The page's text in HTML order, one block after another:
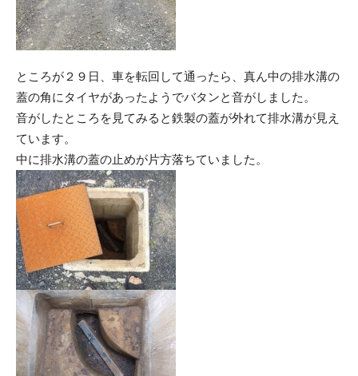
ところが２９日、車を転回して通ったら、真ん中の排水溝の
蓋の角にタイヤがあったようでバタンと音がしました。
音がしたところを見てみると鉄製の蓋が外れて排水溝が見え
ています。
中に排水溝の蓋の止めが片方落ちていました。